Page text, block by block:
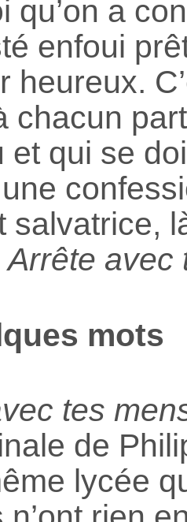
qu’on a
enfoui
heureux.
chacun
et qui se
salvatrice,
Arrête avec
mots
tes
de
lycée